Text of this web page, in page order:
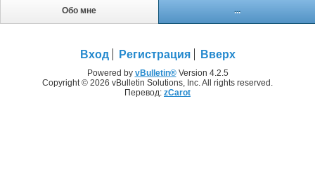
Обо мне ...
Вход Регистрация Вверх
Powered by vBulletin®Version 4.2.5
Copyright © 2026 vBulletin Solutions, Inc. All rights reserved.
Перевод: zCarot